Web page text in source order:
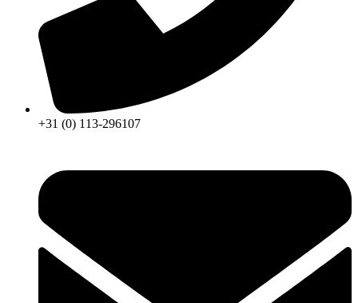
+31 (0) 113-296107